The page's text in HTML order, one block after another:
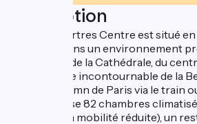
Description
Le B&B Chartres Centre est situé
Chartres, dans un environnement
pied du site de la Cathédrale, du
la gare. Etape incontournable de la
ludique à 50 mn de Paris via le train
vous propose 82 chambres
personnes à mobilité réduite), un